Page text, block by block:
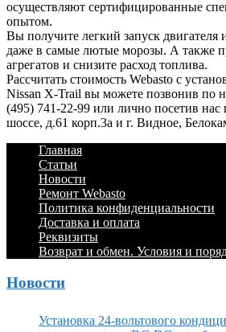
осуществляют сертифицированные
опытом.
Вы получите легкий запуск двигателя
даже в самые лютые морозы. А также
агрегатов и снизите расход топлива.
Рассчитать стоимость Webasto с
Nissan X-Trail вы можете позвонив по
(495) 741-22-99 или лично посетив
шоссе, д.61 корп.3а и г. Видное,
Footer
Menu
Перейти
содержимому
Главная
Статьи
Новости
Ремонт Webasto
Политика конфиденциальности
Доставка и оплата
Реквизиты
Возврат и обмен. Условия и
Новости
Установка 24-вольтового